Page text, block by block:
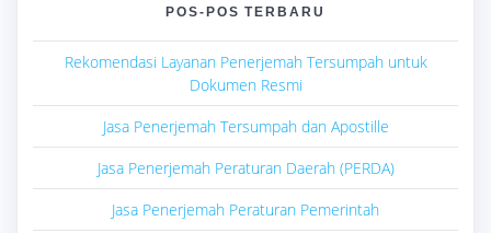
POS-POS TERBARU
Rekomendasi Layanan Penerjemah Tersumpah untuk
Dokumen Resmi
Jasa Penerjemah Tersumpah dan Apostille
Jasa Penerjemah Peraturan Daerah (PERDA)
Jasa Penerjemah Peraturan Pemerintah